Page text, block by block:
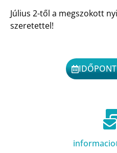
Július 2-től a megszokott
szeretettel!